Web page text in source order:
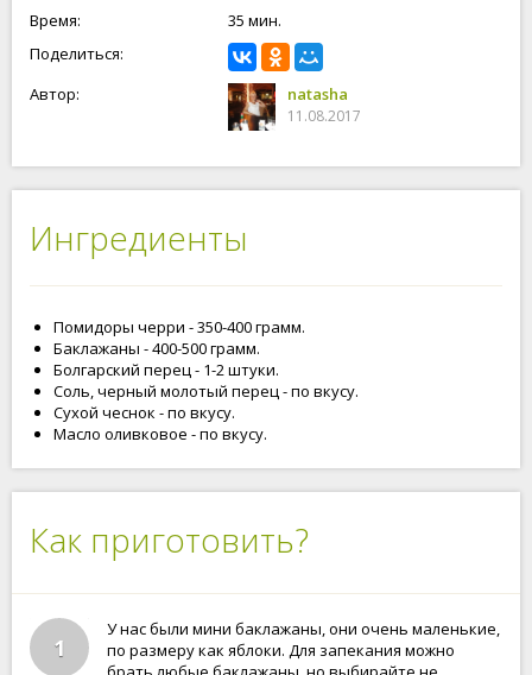
Время:
35 мин.
Поделиться:
Автор:
natasha
11.08.2017
Ингредиенты
Помидоры черри - 350-400 грамм.
Баклажаны - 400-500 грамм.
Болгарский перец - 1-2 штуки.
Соль, черный молотый перец - по вкусу.
Сухой чеснок - по вкусу.
Масло оливковое - по вкусу.
Как приготовить?
1
У нас были мини баклажаны, они очень маленькие,
по размеру как яблоки. Для запекания можно